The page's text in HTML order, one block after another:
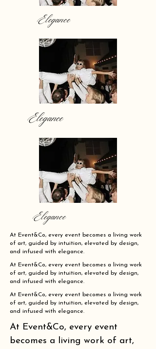
Elegance
Elegance
Elegance
At Event&Co, every event becomes a living work
of art, guided by intuition, elevated by design,
and infused with elegance.
At Event&Co, every event becomes a living work
of art, guided by intuition, elevated by design,
and infused with elegance.
At Event&Co, every event becomes a living work
of art, guided by intuition, elevated by design,
and infused with elegance.
At Event&Co, every event
becomes a living work of art,